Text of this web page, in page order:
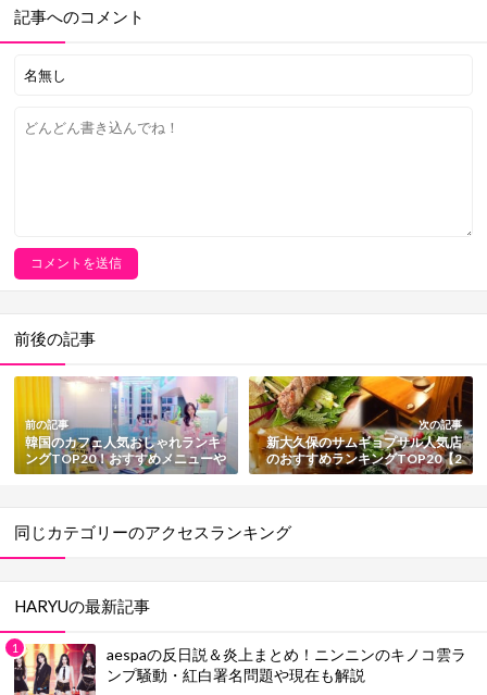
記事へのコメント
前後の記事
前の記事
韓国のカフェ人気おしゃれランキ
ングTOP20！おすすめメニューや
魅力も総まとめ【2025最新版】
次の記事
新大久保のサムギョプサル人気店
のおすすめランキングTOP20【2
025最新版】
同じカテゴリーのアクセスランキング
HARYUの最新記事
aespaの反日説＆炎上まとめ！ニンニンのキノコ雲ラ
ンプ騒動・紅白署名問題や現在も解説